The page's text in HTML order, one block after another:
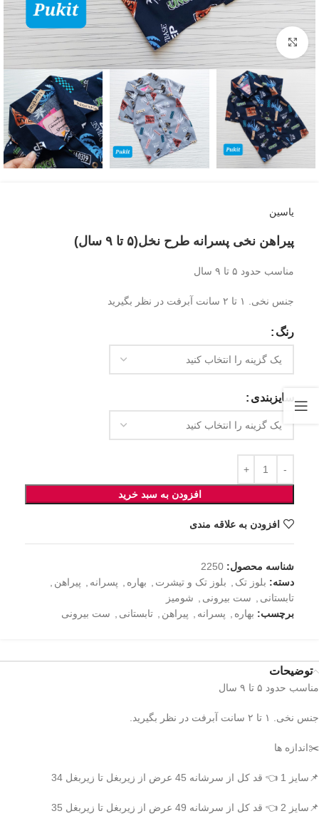
بزرگنمایی تصویر
یاسین
پیراهن نخی پسرانه طرح نخل(۵ تا ۹ سال)
مناسب حدود ۵ تا ۹ سال
جنس نخی. ۱ تا ۲ سانت آبرفت در نظر بگیرید
رنگ
سایزبندی
افزودن به سبد خرید
افزودن به علاقه مندی
شناسه محصول: 2250
دسته: بلوز تک بلوز تک و تیشرت بهاره پسرانه پیراهن
تابستانی
ست بیرونی
شومیز
برچسب: بهاره پسرانه پیراهن تابستانی ست بیرونی
توضیحات
مناسب حدود ۵ تا ۹ سال
جنس نخی. ۱ تا ۲ سانت آبرفت در نظر بگیرید.
✂️اندازه ها
📌سایز 1 👈 قد کل از سرشانه 45 عرض از زیربغل تا زیربغل 34
📌سایز 2 👈 قد کل از سرشانه 49 عرض از زیربغل تا زیربغل 35